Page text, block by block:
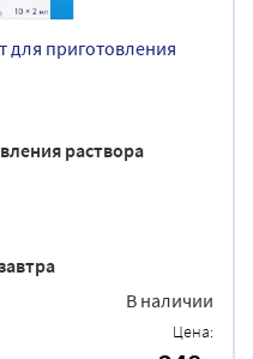
для приготовления
раствора
В наличии
Цена: